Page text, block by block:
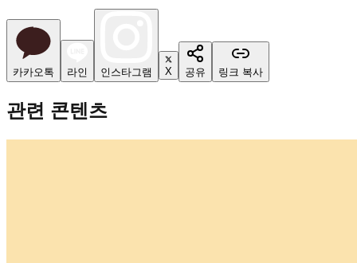
카카오톡 라인 인스타그램 X 공유 링크 복사
관련 콘텐츠